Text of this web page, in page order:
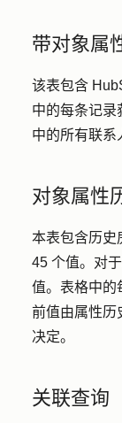
带对象属
该表包含
中的每条记录
中的所有联系
对象属性
本表包含历史
45 个值。对
值。表格中的
前值由属性历
决定。
关联查询